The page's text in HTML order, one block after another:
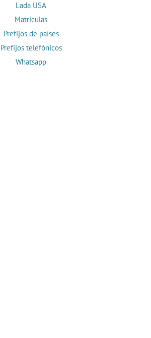
Lada USA
Matrículas
Prefijos de países
Prefijos telefónicos
Whatsapp